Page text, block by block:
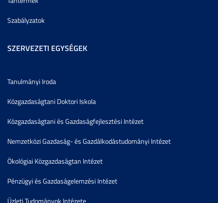
Szabályzatok
SZERVEZETI EGYSÉGEK
Tanulmányi Iroda
Közgazdaságtani Doktori Iskola
Közgazdaságtani és Gazdaságfejlesztési Intézet
Nemzetközi Gazdaság- és Gazdálkodástudományi Intézet
Ökológiai Közgazdaságtan Intézet
Pénzügyi és Gazdaságelemzési Intézet
Üzleti Tudományok Intézete